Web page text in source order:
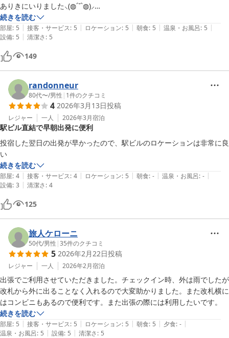
ありきにいりました⸜(◍´˘`◍)⸝
月いちはリフレッシュにお泊まりしたいです。
続きを読む
部屋: 5 | 接客・サービス: 5 | ロケーション: 5 | 朝食: 5 | 温泉・お風呂: 5 |
設備: 5 | 清潔さ: 5
149
randonneur
80代〜/男性 | 1件のクチコミ
4 2026年3月13日投稿
レジャー 一人 2026年3月宿泊
駅ビル直結で早朝出発に便利
投宿した翌日の出発が早かったので、駅ビルのロケーションは非常に良
い
続きを読む
部屋: 4 | 接客・サービス: 4 | ロケーション: 5 | 朝食: - | 温泉・お風呂: - |
設備: 3 | 清潔さ: 4
125
旅人ケローニ
50代/男性 |35件のクチコミ
5 2026年2月22日投稿
レジャー 一人 2026年2月宿泊
出張でご利用させていただきました。チェックイン時、外は雨でしたが
改札から外に出ることなく入れるので大変助かりました。また改札横に
はコンビニもあるので便利です。また出張の際には利用したいです。
続きを読む
部屋: 5 | 接客・サービス: 5 | ロケーション: 5 | 朝食: 5 | 夕食: - |
温泉・お風呂: 5 | 設備: 5 | 清潔さ: 5